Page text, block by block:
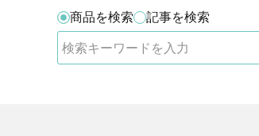
商品を検索 記事を検索